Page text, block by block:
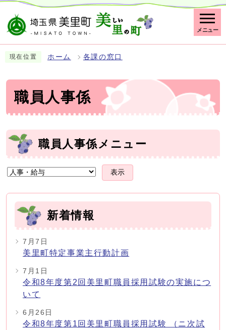
メニュー
現在位置 ホーム 各課の窓口
職員人事係
職員人事係メニュー
表示
新着情報
7月7日
美里町特定事業主行動計画
7月1日
令和8年度第2回美里町職員採用試験の実施につ
いて
6月26日
令和8年度第1回美里町職員採用試験 （ニ次試